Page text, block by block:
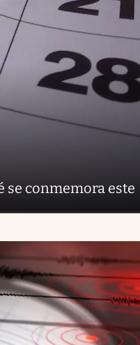
se conmemora este